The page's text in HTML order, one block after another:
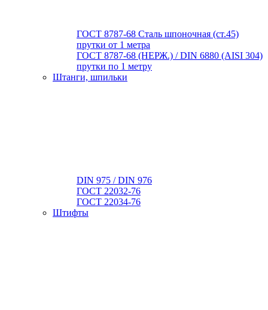
ГОСТ 8787-68 Сталь шпоночная (ст.45)
прутки от 1 метра
ГОСТ 8787-68 (НЕРЖ.) / DIN 6880 (АISI 304)
прутки по 1 метру
Штанги, шпильки
DIN 975 / DIN 976
ГОСТ 22032-76
ГОСТ 22034-76
Штифты